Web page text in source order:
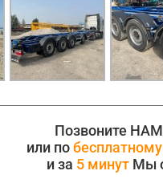
Позвоните
или по
и за 5 минут Мы